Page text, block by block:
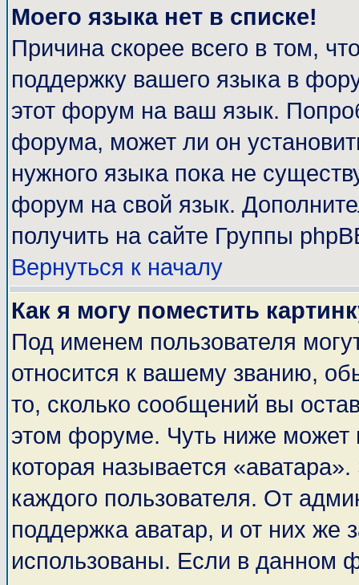
Моего языка нет в списке!
Причина скорее всего в том,
поддержку вашего языка в
этот форум на ваш язык.
форума, может ли он
нужного языка пока не
форум на свой язык.
получить на сайте Группы
Вернуться к началу
Как я могу поместить
Под именем пользователя
относится к вашему званию,
то, сколько сообщений вы
этом форуме. Чуть ниже может
которая называется
каждого пользователя. От
поддержка аватар, и от них же
использованы. Если в данном